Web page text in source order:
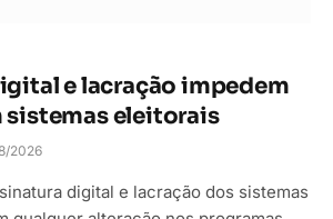
e lacração impedem
sistemas eleitorais
2026
digital e lacração dos sistemas